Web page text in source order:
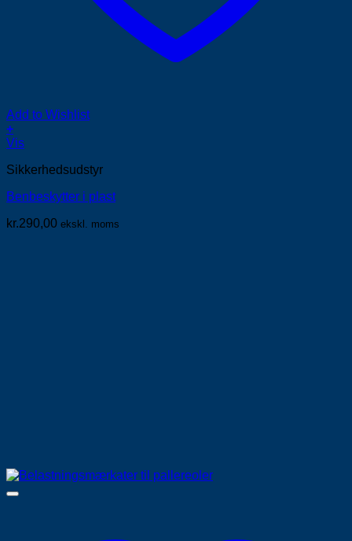
Add to Wishlist
+
Vis
Sikkerhedsudstyr
Benbeskytter i plast
kr.290,00 ekskl. moms